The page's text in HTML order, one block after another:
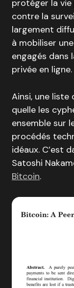
protéger la
contre la
largement
à mobiliser
engagés dans
privée en ligne.
Ainsi, une liste
quelle les
ensemble sur
procédés
idéaux. C’est
Satoshi
Bitcoin.